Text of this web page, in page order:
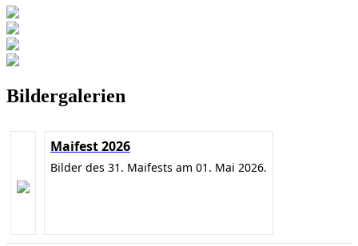
Bildergalerien
Maifest 2026
Bilder des 31. Maifests am 01. Mai 2026.